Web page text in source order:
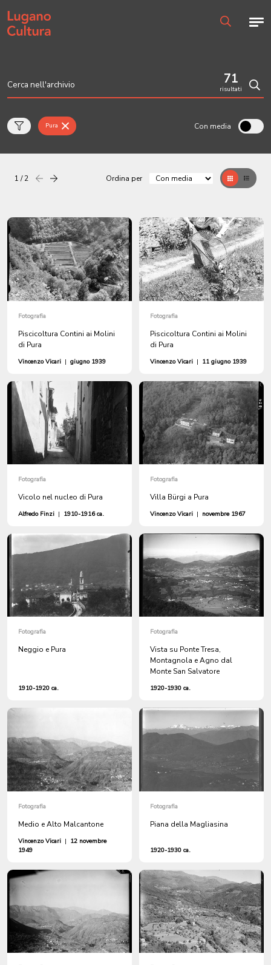
Home page
71
risultati
Pura Con media
1 / 2 Precedentesuccessiva Ordina per GrigliaTable
Fotografia
Piscicoltura Contini ai Molini
di Pura
Vincenzo Vicari | giugno 1939
Fotografia
Piscicoltura Contini ai Molini
di Pura
Vincenzo Vicari | 11 giugno 1939
Fotografia
Vicolo nel nucleo di Pura
Alfredo Finzi | 1910-1916 ca.
Fotografia
Villa Bürgi a Pura
Vincenzo Vicari | novembre 1967
Fotografia
Neggio e Pura
1910-1920 ca.
Fotografia
Vista su Ponte Tresa,
Montagnola e Agno dal
Monte San Salvatore
1920-1930 ca.
Fotografia
Medio e Alto Malcantone
Vincenzo Vicari | 12 novembre
1949
Fotografia
Piana della Magliasina
1920-1930 ca.